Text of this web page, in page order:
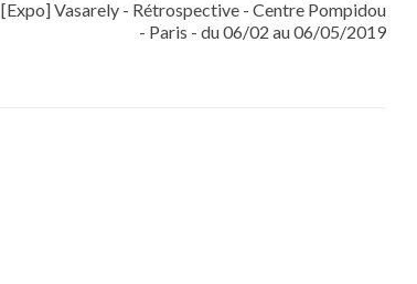
[Expo] Vasarely - Rétrospective - Centre Pompidou
- Paris - du 06/02 au 06/05/2019